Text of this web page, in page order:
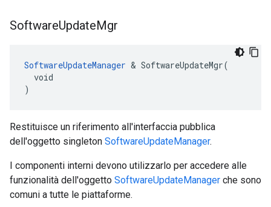
SoftwareUpdateMgr
SoftwareUpdateManager & SoftwareUpdateMgr(
  void
)
Restituisce un riferimento all'interfaccia pubblica
dell'oggetto singleton SoftwareUpdateManager.
I componenti interni devono utilizzarlo per accedere alle
funzionalità dell'oggetto SoftwareUpdateManager che sono
comuni a tutte le piattaforme.